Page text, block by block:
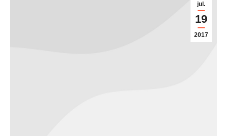
jul.
19
2017